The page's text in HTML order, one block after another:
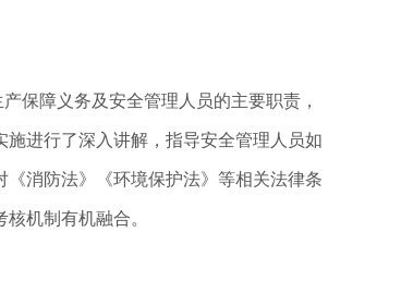
保障义务及安全管理人员的主要职责，
进行了深入讲解，指导安全管理人员如
消防法》《环境保护法》等相关法律条
机制有机融合。